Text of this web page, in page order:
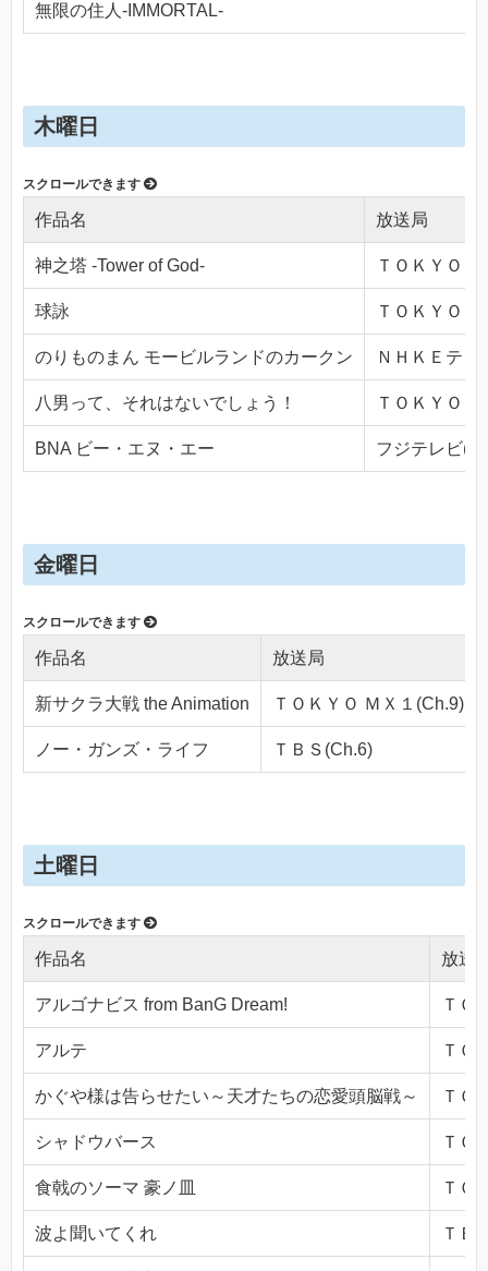
無限の住人-IMMORTAL-
木曜日
作品名 放送局
神之塔 -Tower of God- ＴＯＫＹＯ
球詠 ＴＯＫＹＯ
のりものまん モービルランドのカークン ＮＨＫＥテレ
八男って、それはないでしょう！ ＴＯＫＹＯ
BNA ビー・エヌ・エー フジテレビ
金曜日
作品名 放送局
新サクラ大戦 the Animation ＴＯＫＹＯ ＭＸ１(Ch.9)
ノー・ガンズ・ライフ ＴＢＳ(Ch.6)
土曜日
作品名 放送
アルゴナビス from BanG Dream! ＴＯ
アルテ ＴＯ
かぐや様は告らせたい～天才たちの恋愛頭脳戦～ ＴＯ
シャドウバース ＴＯ
食戟のソーマ 豪ノ皿 ＴＯ
波よ聞いてくれ ＴＢ